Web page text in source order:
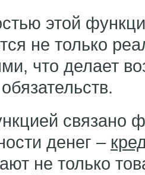
этой
не только
что делает
связано
денег –
не только